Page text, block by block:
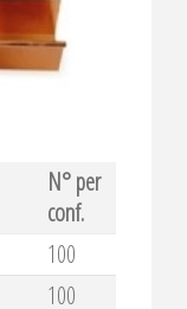
N° per
conf.
100
100